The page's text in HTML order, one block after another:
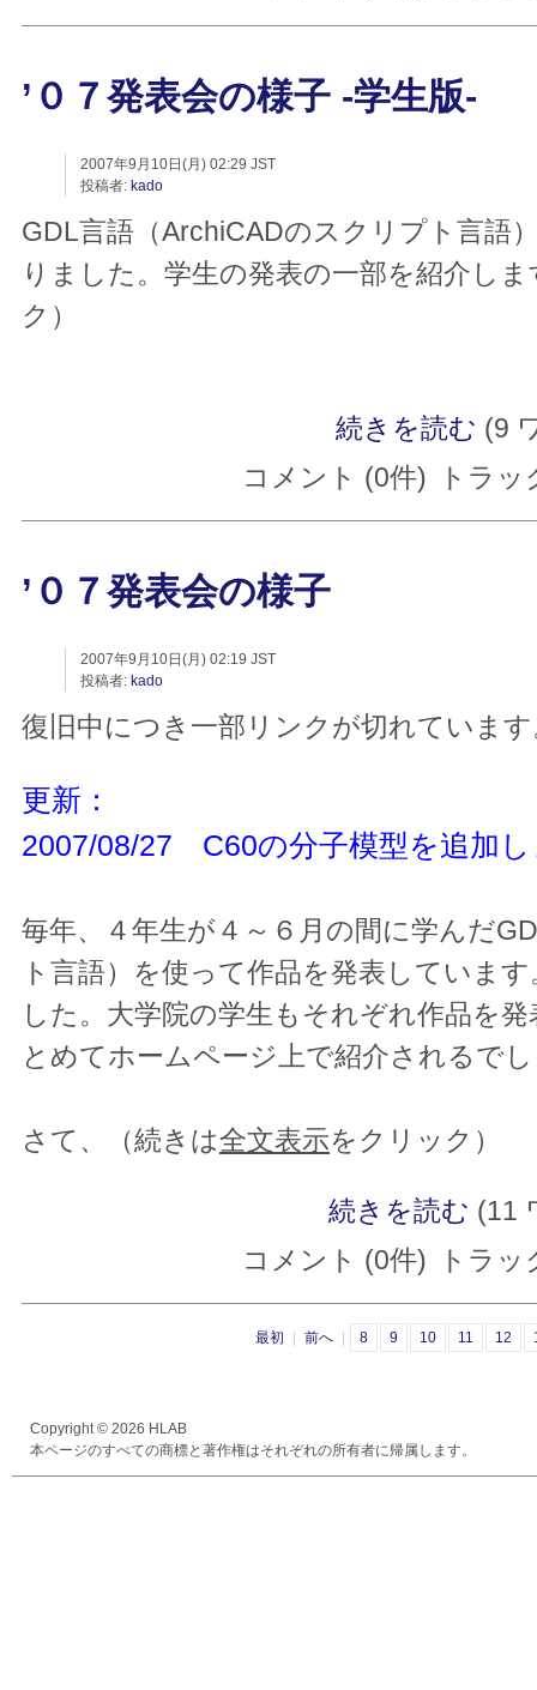
’０７発表会の様子 -学生版-
2007年9月10日(月) 02:29 JST
投稿者: kado
GDL言語（ArchiCADのスクリプト言語
りました。学生の発表の一部を紹介し
ク）
続きを読む (9
コメント (0件)
トラ
’０７発表会の様子
2007年9月10日(月) 02:19 JST
投稿者: kado
復旧中につき一部リンクが切れていま
更新：
2007/08/27 C60の分子模型を追加
毎年、４年生が４～６月の間に学んだ
ト言語）を使って作品を発表していま
した。大学院の学生もそれぞれ作品を
とめてホームページ上で紹介されるで
さて、（続きは全文表示をクリック）
続きを読む (11
コメント (0件)
トラ
最初 前へ 8 9 10 11 12
Copyright © 2026 HLAB
本ページのすべての商標と著作権はそれぞれの所有者に帰属します。